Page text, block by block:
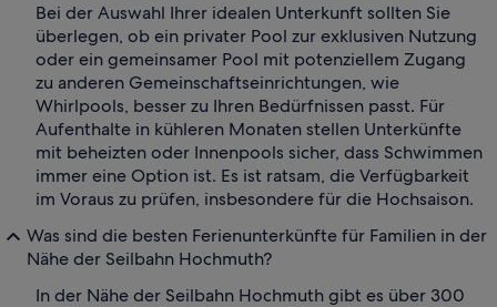
Bei der Auswahl Ihrer idealen Unterkunft sollten Sie
überlegen, ob ein privater Pool zur exklusiven Nutzung
oder ein gemeinsamer Pool mit potenziellem Zugang
zu anderen Gemeinschaftseinrichtungen, wie
Whirlpools, besser zu Ihren Bedürfnissen passt. Für
Aufenthalte in kühleren Monaten stellen Unterkünfte
mit beheizten oder Innenpools sicher, dass Schwimmen
immer eine Option ist. Es ist ratsam, die Verfügbarkeit
im Voraus zu prüfen, insbesondere für die Hochsaison.
Was sind die besten Ferienunterkünfte für Familien in der
Nähe der Seilbahn Hochmuth?
In der Nähe der Seilbahn Hochmuth gibt es über 300